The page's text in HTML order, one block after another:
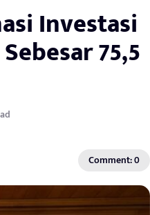
Investasi
75,5
Comment: 0